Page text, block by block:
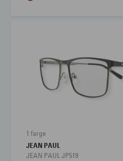
1 farge
JEAN PAUL
JEAN PAUL JP519